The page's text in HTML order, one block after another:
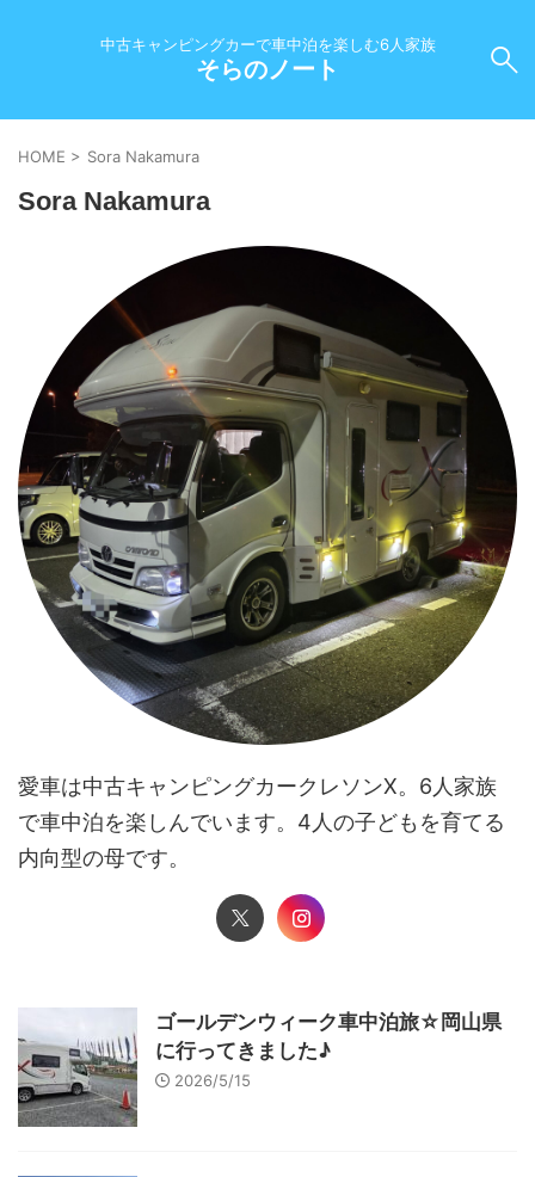
中古キャンピングカーで車中泊を楽しむ6人家族
そらのノート
HOME > Sora Nakamura
Sora Nakamura
愛車は中古キャンピングカークレソンX。6人家族
で車中泊を楽しんでいます。4人の子どもを育てる
内向型の母です。
ゴールデンウィーク車中泊旅☆岡山県
に行ってきました♪
2026/5/15